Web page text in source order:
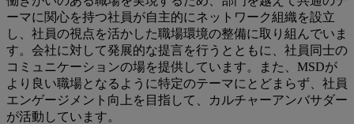
ーマに関心を持つ社員が自主的にネットワーク組織を設立
し、社員の視点を活かした職場環境の整備に取り組んでいま
す。会社に対して発展的な提言を行うとともに、社員同士の
コミュニケーションの場を提供しています。また、MSDが
より良い職場となるように特定のテーマにとどまらず、社員
エンゲージメント向上を目指して、カルチャーアンバサダー
が活動しています。